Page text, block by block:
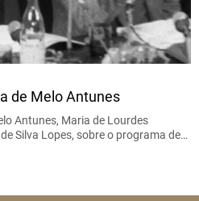
de Melo Antunes
Antunes, Maria de Lourdes
Silva Lopes, sobre o programa de…